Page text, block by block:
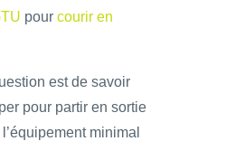
pour courir en
est de savoir
pour partir en sortie
minimal